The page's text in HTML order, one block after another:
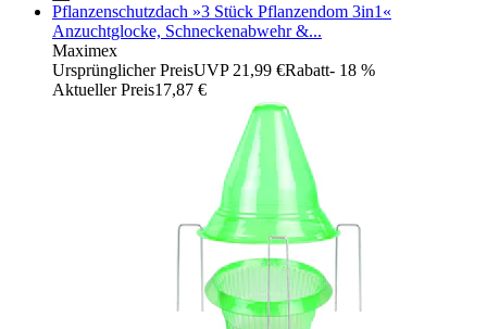
Pflanzenschutzdach »3 Stück Pflanzendom 3in1«
Anzuchtglocke, Schneckenabwehr &...
Maximex
Ursprünglicher PreisUVP 21,99 €Rabatt- 18 %
Aktueller Preis17,87 €